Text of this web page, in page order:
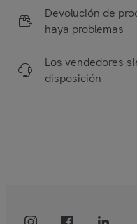
Devolución de
haya problemas
Los vendedores
disposición